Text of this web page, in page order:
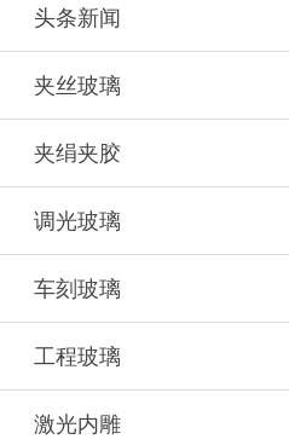
头条新闻
夹丝玻璃
夹绢夹胶
调光玻璃
车刻玻璃
工程玻璃
激光内雕